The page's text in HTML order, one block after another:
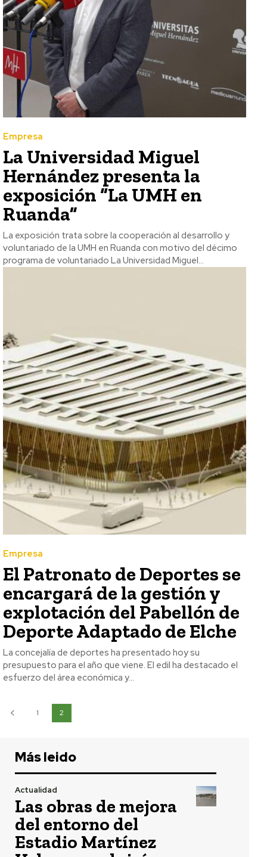
Empresa
La Universidad Miguel
Hernández presenta la
exposición “La UMH en
Ruanda”
La exposición trata sobre la cooperación al desarrollo y
voluntariado de la UMH en Ruanda con motivo del décimo
programa de voluntariado La Universidad Miguel...
Empresa
El Patronato de Deportes se
encargará de la gestión y
explotación del Pabellón de
Deporte Adaptado de Elche
La concejalía de deportes ha presentado hoy su
presupuesto para el año que viene. El edil ha destacado el
esfuerzo del área económica y...
1 2
Más leido
Actualidad
Las obras de mejora
del entorno del
Estadio Martínez